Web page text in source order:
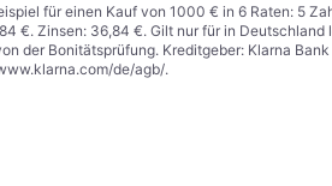
für einen Kauf von 1000 € in 6 Raten: 5
€. Zinsen: 36,84 €. Gilt nur für in Deutschland
der Bonitätsprüfung. Kreditgeber: Klarna
de/agb/.